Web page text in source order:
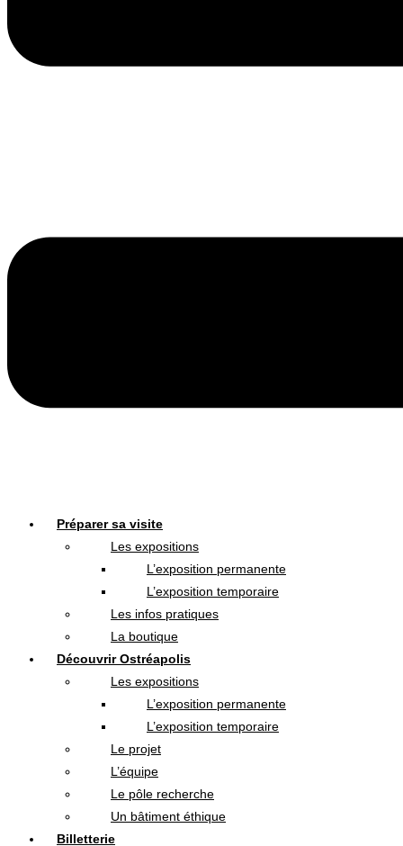
Préparer sa visite
Les expositions
L’exposition permanente
L’exposition temporaire
Les infos pratiques
La boutique
Découvrir Ostréapolis
Les expositions
L’exposition permanente
L’exposition temporaire
Le projet
L’équipe
Le pôle recherche
Un bâtiment éthique
Billetterie